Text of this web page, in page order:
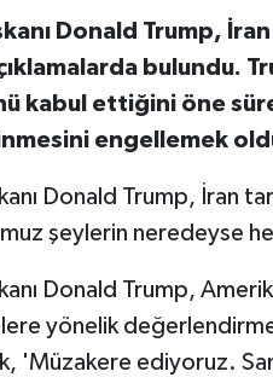
Donald Trump,
bulundu.
kabul ettiğini öne
engellemek
Donald Trump, İran
şeylerin neredeyse
Donald Trump,
yönelik
'Müzakere ediyoruz.